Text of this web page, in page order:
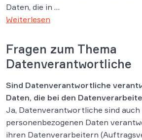
Daten, die in …
Weiterlesen
Fragen zum Thema
Datenverantwortliche
Sind Datenverantwortliche
Daten, die bei den
Ja, Datenverantwortliche sind
personenbezogenen Daten
ihren Datenverarbeitern